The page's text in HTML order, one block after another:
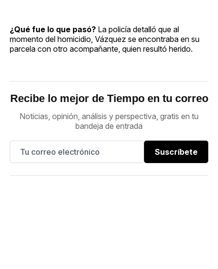
¿Qué fue lo que pasó? La policía detalló que al
momento del homicidio, Vázquez se encontraba en su
parcela con otro acompañante, quien resultó herido.
Recibe lo mejor de Tiempo en tu correo
Noticias, opinión, análisis y perspectiva, gratis en tu
bandeja de entrada
Suscríbete